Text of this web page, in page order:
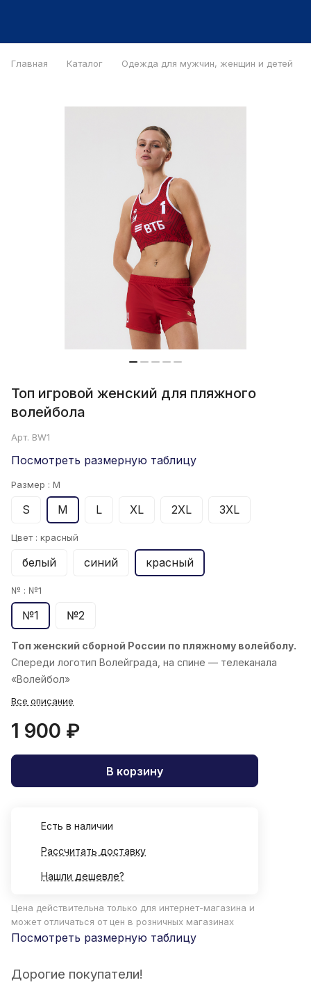
Главная Каталог Одежда для мужчин, женщин и детей
Топ игровой женский для пляжного
волейбола
Арт. BW1
Посмотреть размерную таблицу
Размер : M
S M L XL 2XL 3XL
Цвет : красный
белый синий красный
№ : №1
№1 №2
Топ женский сборной России по пляжному волейболу.
Спереди логотип Волейграда, на спине — телеканала
«Волейбол»
Все описание
1 900 ₽
В корзину
Есть в наличии
Рассчитать доставку
Нашли дешевле?
Цена действительна только для интернет-магазина и
может отличаться от цен в розничных магазинах
Посмотреть размерную таблицу
Дорогие покупатели!